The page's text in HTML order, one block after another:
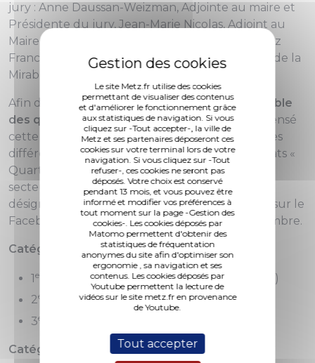
Le site Metz.fr utilise des cookies
permettant de visualiser des contenus
et d'améliorer le fonctionnement grâce
aux statistiques de navigation. Si vous
cliquez sur -Tout accepter-, la ville de
Metz et ses partenaires déposeront ces
cookies sur votre terminal lors de votre
navigation. Si vous cliquez sur -Tout
refuser-, ces cookies ne seront pas
déposés. Votre choix est conservé
pendant 13 mois, et vous pouvez être
informé et modifier vos préférences à
tout moment sur la page -Gestion des
cookies-. Les cookies déposés par
Matomo permettent d'obtenir des
statistiques de fréquentation
anonymes du site afin d'optimiser son
ergonomie , sa navigation et ses
contenus. Les cookies déposés par
Youtube permettent la lecture de
vidéos sur le site metz.fr en provenance
de Youtube.
Tout accepter
jury : Anne Daussan-Weizman, Adjointe au maire et
Présidente du jury, Jean-Marie Nicolas, Adjoint au
Maire, XXXX, Responsable des Programmes chez
France Bleu Lorraine, et Cassandre Nuss, Reine de la
Mirabelle.
Afin de
valoriser les décorations dans l'ensemble
des quartiers de la ville, le concours a récompensé
cette année 7 lauréats répartis dans 3 catégories
différentes : 3 lauréats « Centre-ville » ; 3 lauréats «
Quartiers » (secteur « Nord », secteur « Sud » et
secteur « Est ») désignés par le jury et 1 lauréat
désigné par le vote du public qui s'est déroulé sur le
Facebook de la Ville de Metz du 14 au 20 décembre.
Catégorie « Centre-ville » :
1 er
prix : Viasini Institut (14 rue de la Fontaine)
2e
prix : O sœurs Saveurs (19 rue Taison)
3e
Catégorie « Quartiers » :